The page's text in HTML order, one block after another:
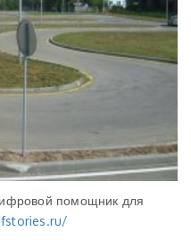
помощник для